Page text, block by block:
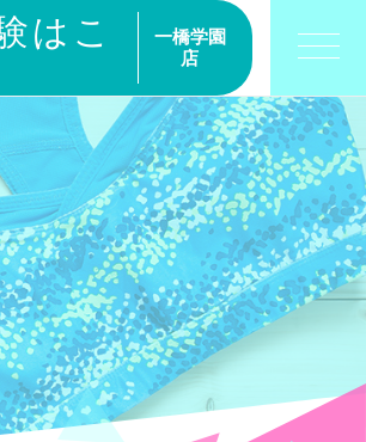
はこ
一橋学園
店